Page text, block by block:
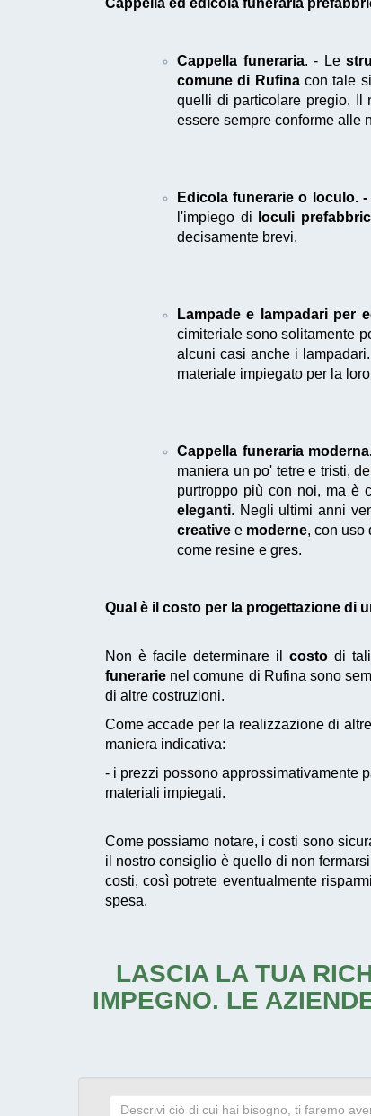
Cappella ed edicola funeraria
Cappella funeraria. - Le
comune di Rufinacon tale
quelli di particolare pregio. Il
essere sempre conforme alle
Edicola funerarie o loculo.
l'impiego di
loculi
decisamente brevi.
Lampade e lampadari per
cimiteriale sono solitamente
alcuni casi anche i
materiale impiegato per la
Cappella funeraria
maniera un po' tetre e tristi,
purtroppo più con noi, ma è
eleganti. Negli ultimi anni
creative e moderne, con uso
come resine e gres.
Qual è il costo per la progettazione di
Non è facile determinare il costo di
funerarie nel comune di Rufina sono
di altre costruzioni.
Come accade per la realizzazione di
maniera indicativa:
- i prezzi possono approssimativamente
materiali impiegati.
Come possiamo notare, i costi sono
il nostro consiglio è quello di non
costi, così potrete eventualmente
spesa.
LASCIA LA TUA
IMPEGNO. LE